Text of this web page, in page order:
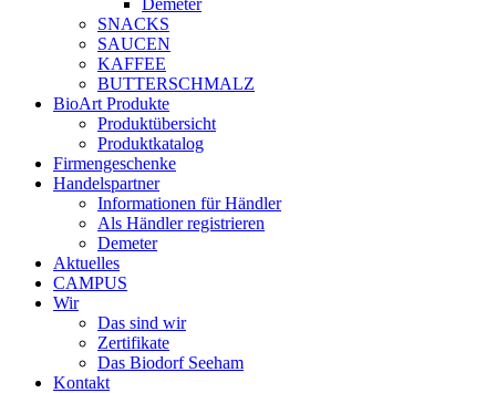
Demeter
SNACKS
SAUCEN
KAFFEE
BUTTERSCHMALZ
BioArt Produkte
Produktübersicht
Produktkatalog
Firmengeschenke
Handelspartner
Informationen für Händler
Als Händler registrieren
Demeter
Aktuelles
CAMPUS
Wir
Das sind wir
Zertifikate
Das Biodorf Seeham
Kontakt